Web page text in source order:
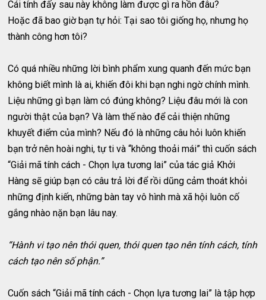
Cái tính đấy sau này không làm được gì ra hồn đâu?
Hoặc đã bao giờ bạn tự hỏi: Tại sao tôi giống họ, nhưng họ
thành công hơn tôi?
Có quá nhiều những lời bình phẩm xung quanh đến mức bạn
không biết mình là ai, khiến đôi khi bạn nghi ngờ chính mình.
Liệu những gì bạn làm có đúng không? Liệu đâu mới là con
người thật của bạn? Và làm thế nào để cải thiện những
khuyết điểm của mình? Nếu đó là những câu hỏi luôn khiến
bạn trở nên hoài nghi, tự ti và “không thoải mái” thì cuốn sách
“Giải mã tính cách - Chọn lựa tương lai” của tác giả Khởi
Hàng sẽ giúp bạn có câu trả lời để rồi dũng cảm thoát khỏi
những định kiến, những bàn tay vô hình mà xã hội luôn cố
gắng nhào nặn bạn lâu nay.
“Hành vi tạo nên thói quen, thói quen tạo nên tính cách, tính
cách tạo nên số phận.”
Cuốn sách “Giải mã tính cách - Chọn lựa tương lai” là tập hợp